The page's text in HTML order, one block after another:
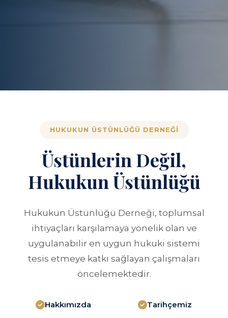
HUKUKUN ÜSTÜNLÜĞÜ DERNEĞI
Üstünlerin Değil,
Hukukun Üstünlüğü
Hukukun Üstünlüğü Derneği, toplumsal
ihtiyaçları karşılamaya yönelik olan ve
uygulanabilir en uygun hukuki sistemi
tesis etmeye katkı sağlayan çalışmaları
öncelemektedir.
Hakkımızda Tarihçemiz